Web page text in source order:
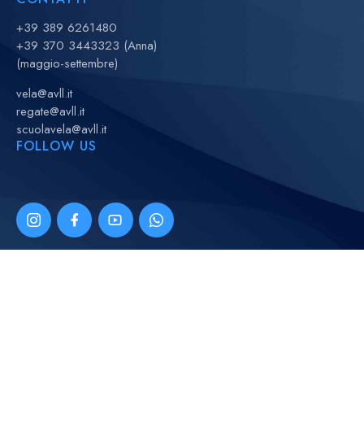
+39 389 6261480
+39 370 3443323 (Anna)
(maggio-settembre)
vela@avll.it
regate@avll.it
scuolavela@avll.it
FOLLOW US